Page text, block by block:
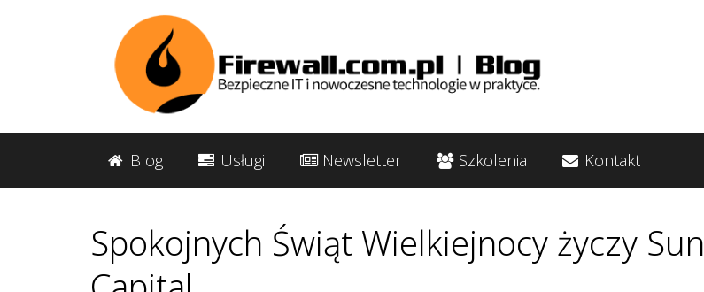
Blog Usługi Newsletter Szkolenia Kontakt
Spokojnych Świąt Wielkiejnocy życzy Sun